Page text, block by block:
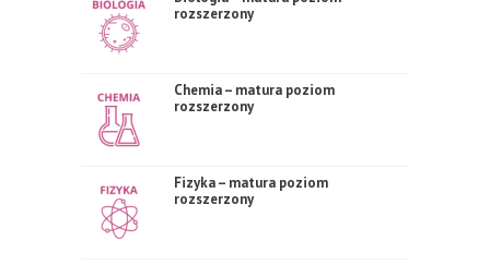
rozszerzony
Chemia – matura poziom
rozszerzony
Fizyka – matura poziom
rozszerzony